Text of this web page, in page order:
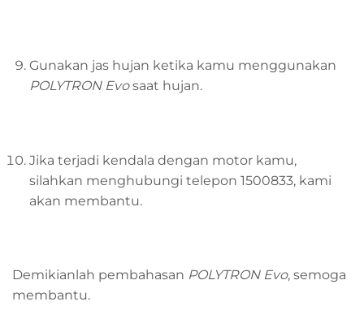
Gunakan jas hujan ketika kamu menggunakan
POLYTRON Evosaat hujan.
Jika terjadi kendala dengan motor kamu,
silahkan menghubungi telepon 1500833, kami
akan membantu.
Demikianlah pembahasan POLYTRON Evo, semoga
membantu.